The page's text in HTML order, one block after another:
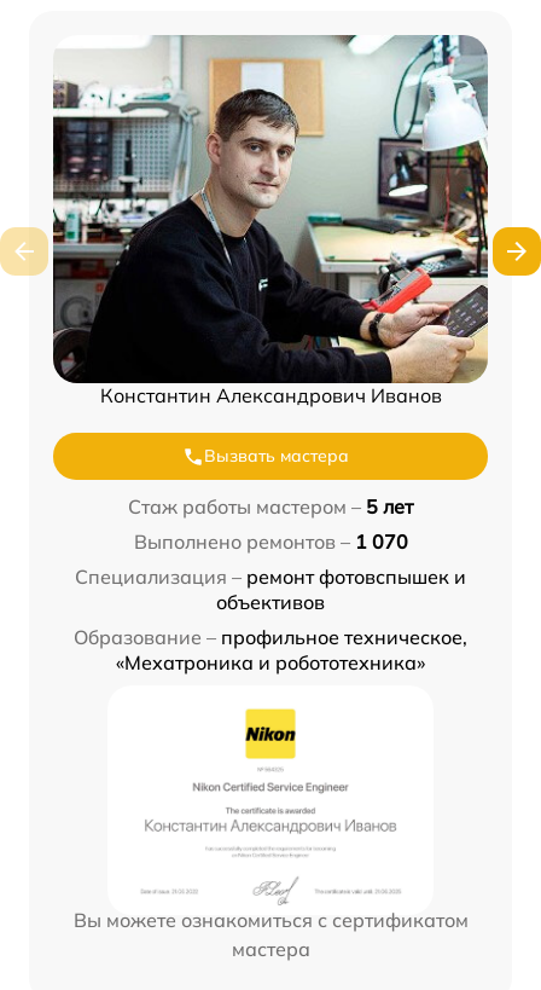
Константин Александрович Иванов
Вызвать мастера
Стаж работы мастером – 5 лет
Выполнено ремонтов – 1 070
Специализация – ремонт фотовспышек и
объективов
Образование – профильное техническое,
«Мехатроника и робототехника»
Вы можете ознакомиться с сертификатом
мастера